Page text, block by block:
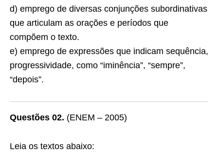
d) emprego de diversas conjunções subordinativas
que articulam as orações e períodos que
compõem o texto.
e) emprego de expressões que indicam sequência,
progressividade, como “iminência”, “sempre”,
“depois”.
Questões 02. (ENEM – 2005)
Leia os textos abaixo: